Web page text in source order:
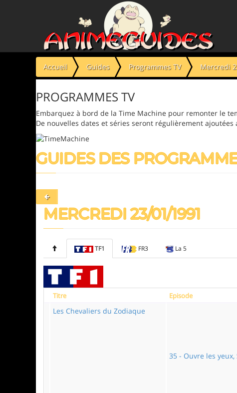
Accueil Guides Programmes TV Mercredi
PROGRAMMES TV
Embarquez à bord de la Time Machine pour remonter le
De nouvelles dates et séries seront régulièrement
GUIDES DES
MERCREDI 23/01/1991
TF1 FR3 La 5
Titre Episode
Les Chevaliers du Zodiaque
35 - Ouvre les yeux,